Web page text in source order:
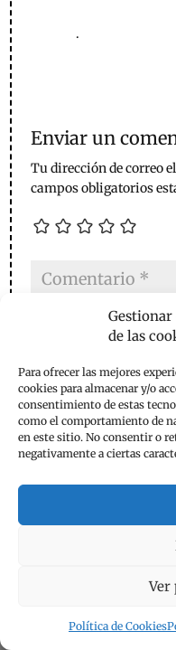
de las
Para ofrecer las mejores
cookies para almacenar y/o
consentimiento de estas
como el comportamiento de
en este sitio. No consentir o
negativamente a ciertas
Ver
Política de Cookies
.
Enviar un
Tu dirección de correo
campos obligatorios
navegador para la